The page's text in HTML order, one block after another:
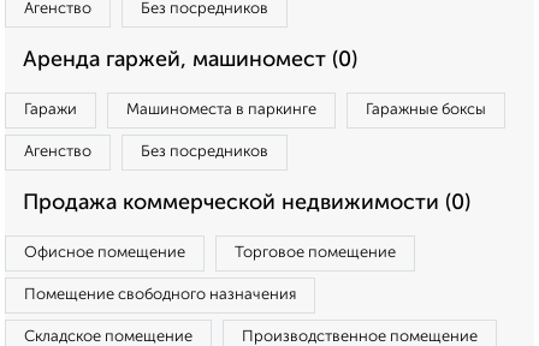
Агенство Без посредников
Аренда гаржей, машиномест (0)
Гаражи Машиноместа в паркинге Гаражные боксы
Агенство Без посредников
Продажа коммерческой недвижимости (0)
Офисное помещение Торговое помещение
Помещение свободного назначения
Складское помещение Производственное помещение